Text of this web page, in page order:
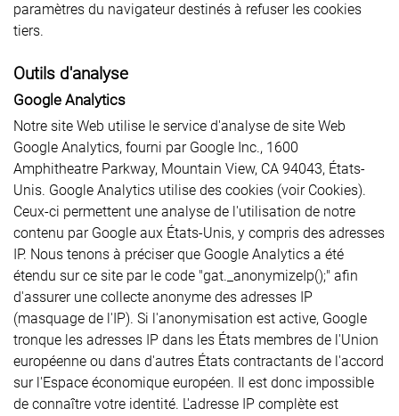
paramètres du navigateur destinés à refuser les cookies
tiers.
Outils d'analyse
Google Analytics
Notre site Web utilise le service d'analyse de site Web
Google Analytics, fourni par Google Inc., 1600
Amphitheatre Parkway, Mountain View, CA 94043, États-
Unis. Google Analytics utilise des cookies (voir Cookies).
Ceux-ci permettent une analyse de l'utilisation de notre
contenu par Google aux États-Unis, y compris des adresses
IP. Nous tenons à préciser que Google Analytics a été
étendu sur ce site par le code "gat._anonymizeIp();" afin
d'assurer une collecte anonyme des adresses IP
(masquage de l'IP). Si l'anonymisation est active, Google
tronque les adresses IP dans les États membres de l'Union
européenne ou dans d'autres États contractants de l'accord
sur l'Espace économique européen. Il est donc impossible
de connaître votre identité. L'adresse IP complète est